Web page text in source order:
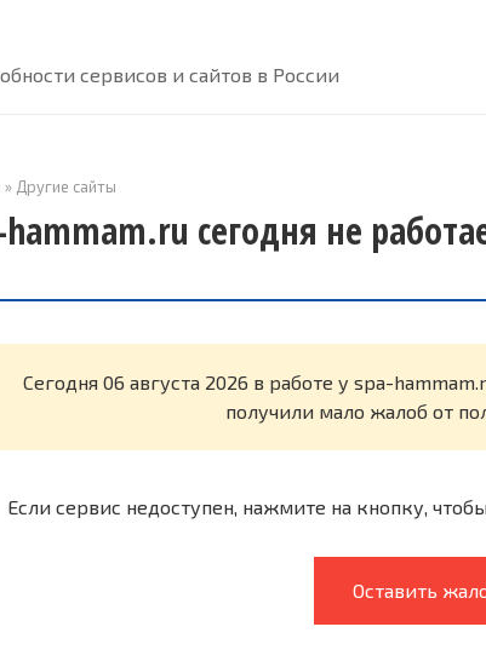
сервисов и сайтов в России
» Другие сайты
сегодня не
Cегодня 06 августа 2026 в работе у spa-
получили мало жалоб от
Если сервис недоступен, нажмите на кнопку,
Оставить